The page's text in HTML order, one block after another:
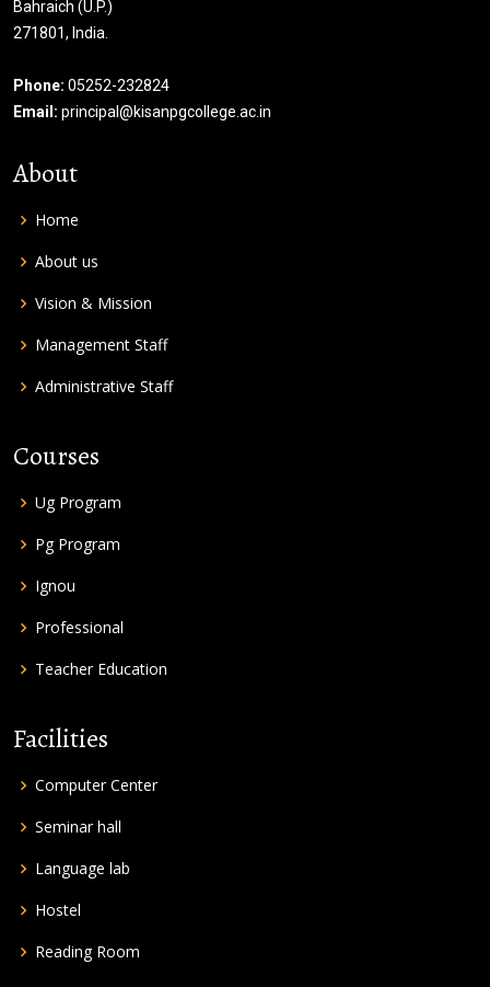
Bahraich (U.P.)
271801, India.
Phone: 05252-232824
Email: principal@kisanpgcollege.ac.in
About
Home
About us
Vision & Mission
Management Staff
Administrative Staff
Courses
Ug Program
Pg Program
Ignou
Professional
Teacher Education
Facilities
Computer Center
Seminar hall
Language lab
Hostel
Reading Room